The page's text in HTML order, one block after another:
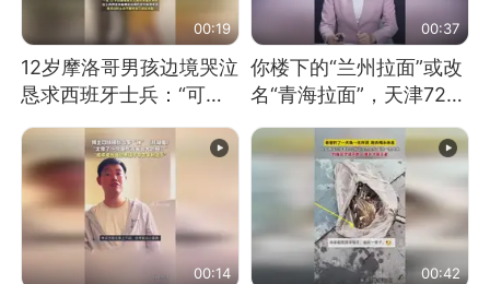
00:19
12岁摩洛哥男孩边境哭泣
恳求西班牙士兵：“可不
可以不要把我遣返回国”
00:37
你楼下的“兰州拉面”或改
名“青海拉面”，天津72家
面馆已集体更换招牌
00:14 00:42